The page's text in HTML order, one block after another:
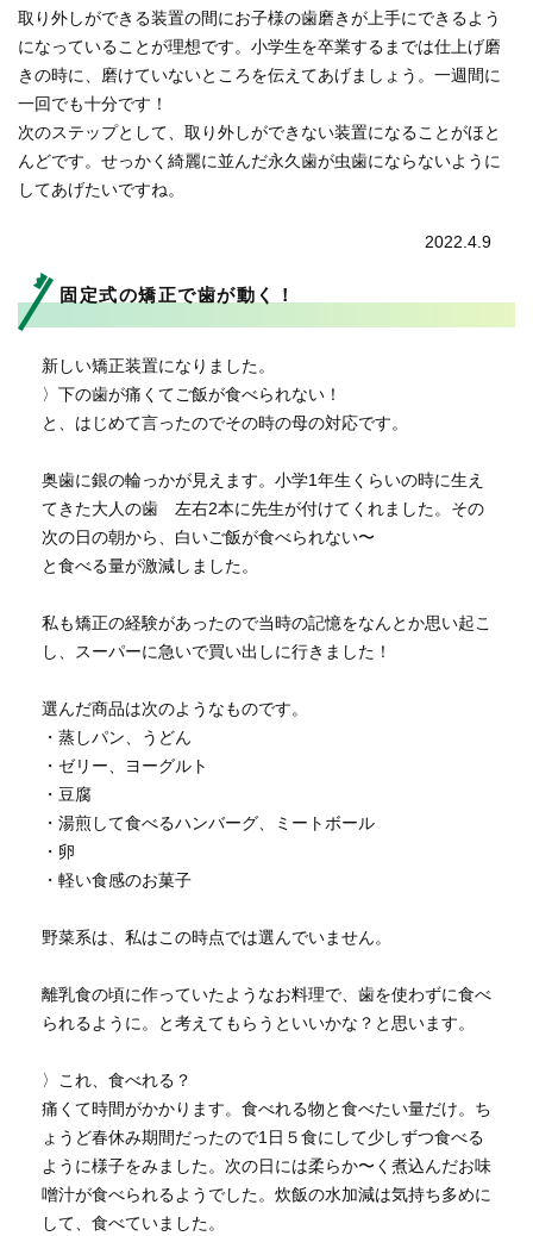
取り外しができる装置の間にお子様の歯磨きが上手にできるよう
になっていることが理想です。小学生を卒業するまでは仕上げ磨
きの時に、磨けていないところを伝えてあげましょう。一週間に
一回でも十分です！
次のステップとして、取り外しができない装置になることがほと
んどです。せっかく綺麗に並んだ永久歯が虫歯にならないように
してあげたいですね。
2022.4.9
固定式の矯正で歯が動く！
新しい矯正装置になりました。
〉下の歯が痛くてご飯が食べられない！
と、はじめて言ったのでその時の母の対応です。
奥歯に銀の輪っかが見えます。小学1年生くらいの時に生え
てきた大人の歯 左右2本に先生が付けてくれました。その
次の日の朝から、白いご飯が食べられない〜
と食べる量が激減しました。
私も矯正の経験があったので当時の記憶をなんとか思い起こ
し、スーパーに急いで買い出しに行きました！
選んだ商品は次のようなものです。
・蒸しパン、うどん
・ゼリー、ヨーグルト
・豆腐
・湯煎して食べるハンバーグ、ミートボール
・卵
・軽い食感のお菓子
野菜系は、私はこの時点では選んでいません。
離乳食の頃に作っていたようなお料理で、歯を使わずに食べ
られるように。と考えてもらうといいかな？と思います。
〉これ、食べれる？
痛くて時間がかかります。食べれる物と食べたい量だけ。ち
ょうど春休み期間だったので1日５食にして少しずつ食べる
ように様子をみました。次の日には柔らか〜く煮込んだお味
噌汁が食べられるようでした。炊飯の水加減は気持ち多めに
して、食べていました。